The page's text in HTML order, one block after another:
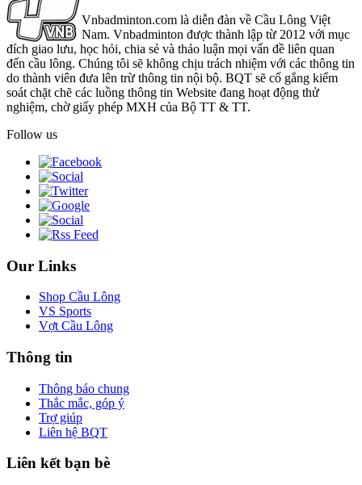
Vnbadminton.com là diễn đàn về Cầu Lông Việt
Nam. Vnbadminton được thành lập từ 2012 với mục
đích giao lưu, học hỏi, chia sẻ và thảo luận mọi vấn đề liên quan
đến cầu lông. Chúng tôi sẽ không chịu trách nhiệm với các thông tin
do thành viên đưa lên trừ thông tin nội bộ. BQT sẽ cố gắng kiểm
soát chặt chẽ các luồng thông tin Website đang hoạt động thử
nghiệm, chờ giấy phép MXH của Bộ TT & TT.
Follow us
Our Links
Shop Cầu Lông
VS Sports
Vợt Cầu Lông
Thông tin
Thông báo chung
Thắc mắc, góp ý
Trợ giúp
Liên hệ BQT
Liên kết bạn bè